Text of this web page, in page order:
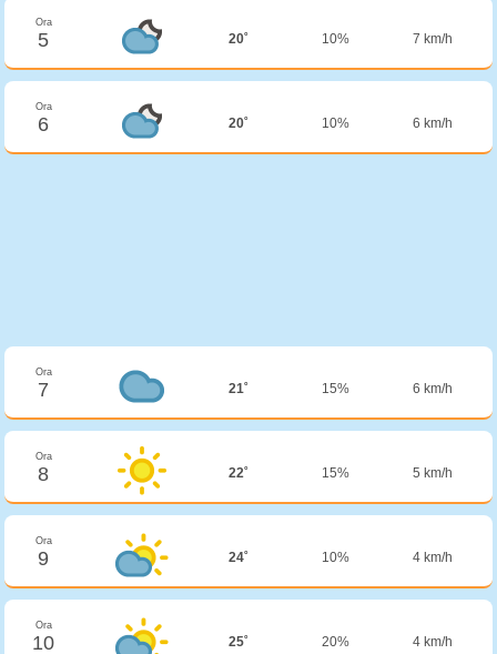
Ora
5 20˚ 10% 7 km/h
Ora
6 20˚ 10% 6 km/h
Ora
7 21˚ 15% 6 km/h
Ora
8 22˚ 15% 5 km/h
Ora
9 24˚ 10% 4 km/h
Ora
10 25˚ 20% 4 km/h